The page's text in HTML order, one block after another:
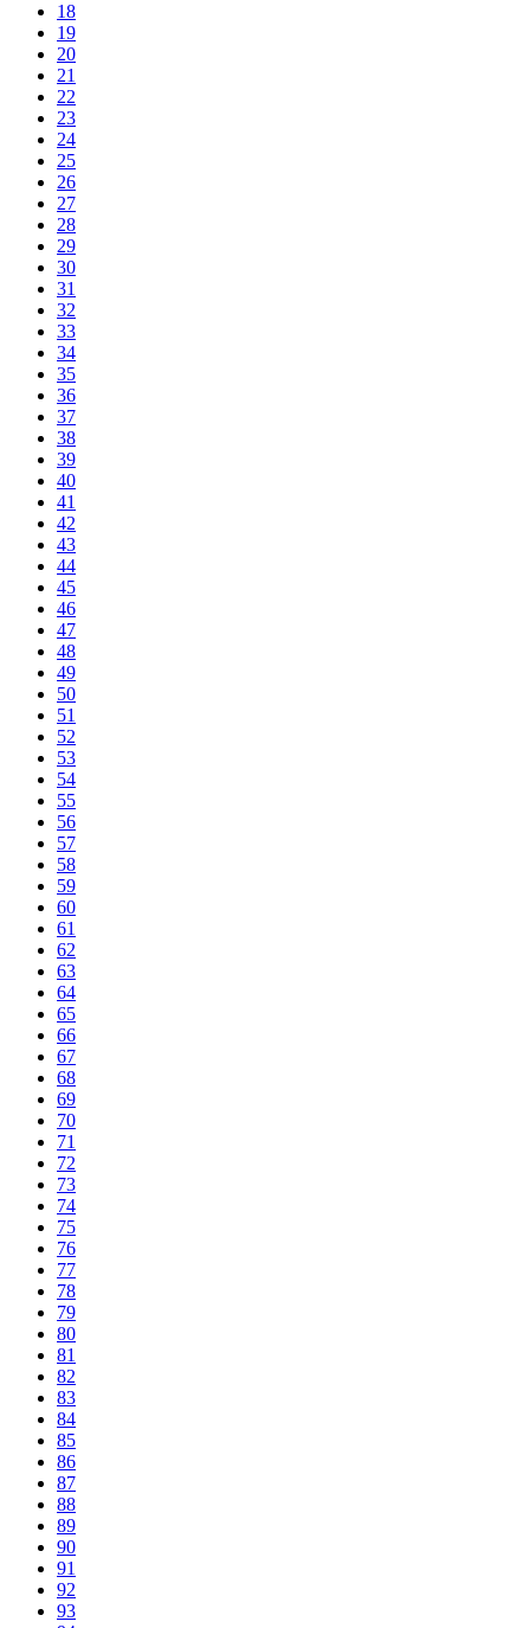
18
19
20
21
22
23
24
25
26
27
28
29
30
31
32
33
34
35
36
37
38
39
40
41
42
43
44
45
46
47
48
49
50
51
52
53
54
55
56
57
58
59
60
61
62
63
64
65
66
67
68
69
70
71
72
73
74
75
76
77
78
79
80
81
82
83
84
85
86
87
88
89
90
91
92
93